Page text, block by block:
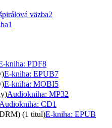
väzba2
1
kniha: PDF8
E-kniha: EPUB7
E-kniha: MOBI5
Audiokniha: MP32
Audiokniha: CD1
(1 titul)E-kniha: EPUB